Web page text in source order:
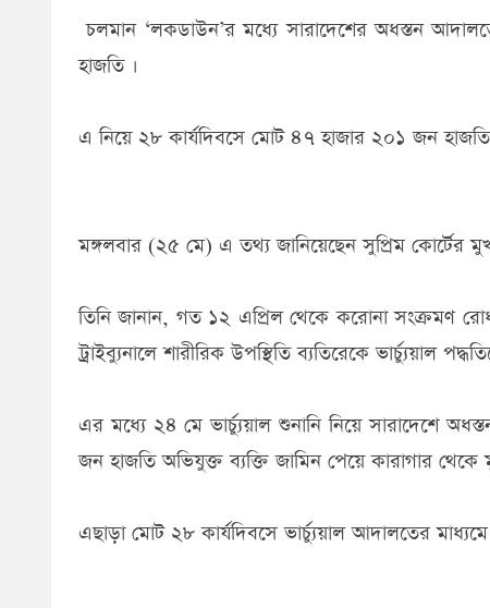
চলমান ‘লকডাউন’র মধ্যে সারাদেশের অধস্তন
হাজতি ।
এ নিয়ে ২৮ কার্যদিবসে মোট ৪৭ হাজার ২০১ জন হাজতি
মঙ্গলবার (২৫ মে) এ তথ্য জানিয়েছেন সুপ্রিম কোর্টের
তিনি জানান, গত ১২ এপ্রিল থেকে করোনা সংক্রমণ
ট্রাইব্যুনালে শারীরিক উপস্থিতি ব্যতিরেকে ভার্চ্যুয়াল
এর মধ্যে ২৪ মে ভার্চ্যুয়াল শুনানি নিয়ে সারাদেশে
জন হাজতি অভিযুক্ত ব্যক্তি জামিন পেয়ে কারাগার থেকে
এছাড়া মোট ২৮ কার্যদিবসে ভার্চ্যুয়াল আদালতের